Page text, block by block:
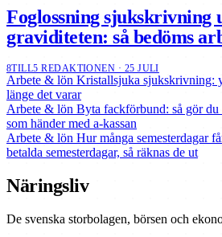
Foglossning sjukskrivning
graviditeten: så bedöms
8TILL5 REDAKTIONEN · 25 JULI
Arbete & lön Kristallsjuka sjukskrivning:
länge det varar
Arbete & lön Byta fackförbund: så gör du
som händer med a-kassan
Arbete & lön Hur många semesterdagar
betalda semesterdagar, så räknas de ut
Näringsliv
De svenska storbolagen, börsen och